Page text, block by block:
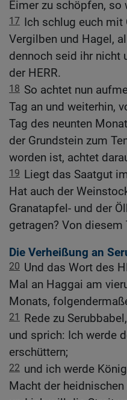
Eimer zu schöpfen, so
17 Ich schlug euch mit
Vergilben und Hagel,
dennoch seid ihr nicht
der HERR.
18 So achtet nun
Tag an und weiterhin,
Tag des neunten
der Grundstein zum
worden ist, achtet
19 Liegt das Saatgut
Hat auch der
Granatapfel- und der
getragen? Von
Die Verheißung an
20 Und das Wort des
Mal an Haggai am
Monats,
21 Rede zu
und sprich: Ich werde
erschüttern;
22 und ich werde
Macht der